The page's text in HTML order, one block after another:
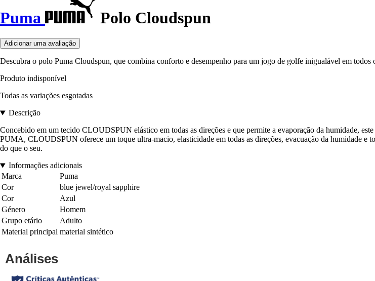
Puma Polo Cloudspun
Adicionar uma avaliação
Descubra o polo Puma Cloudspun, que combina conforto e desempenho para um jogo de golfe inigualável em todos
Produto indisponível
Todas as variações esgotadas
Descrição
Concebido em um tecido CLOUDSPUN elástico em todas as direções e que permite a evaporação da humidade,
PUMA, CLOUDSPUN oferece um toque ultra-macio, elasticidade em todas as direções, evacuação da humidade e
do que o seu.
Informações adicionais
Marca
Puma
Cor
blue jewel/royal sapphire
Cor
Azul
Género
Homem
Grupo etário
Adulto
Material principal material sintético